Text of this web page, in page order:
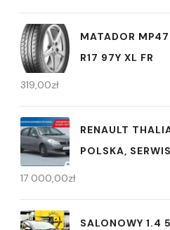
MATADOR
R17 97Y XL FR
319,00zł
RENAULT
POLSKA,
17 000,00zł
SALONOWY 1.4